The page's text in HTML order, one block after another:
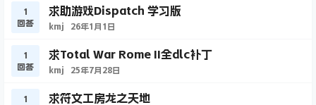
1
回答
求助游戏Dispatch 学习版
kmj 26年1月1日
1
回答
求Total War Rome II全dlc补丁
kmj 25年7月28日
1
求符文工房龙之天地